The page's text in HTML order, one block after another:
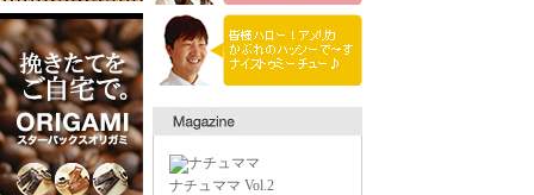
ナチュママ Vol.2